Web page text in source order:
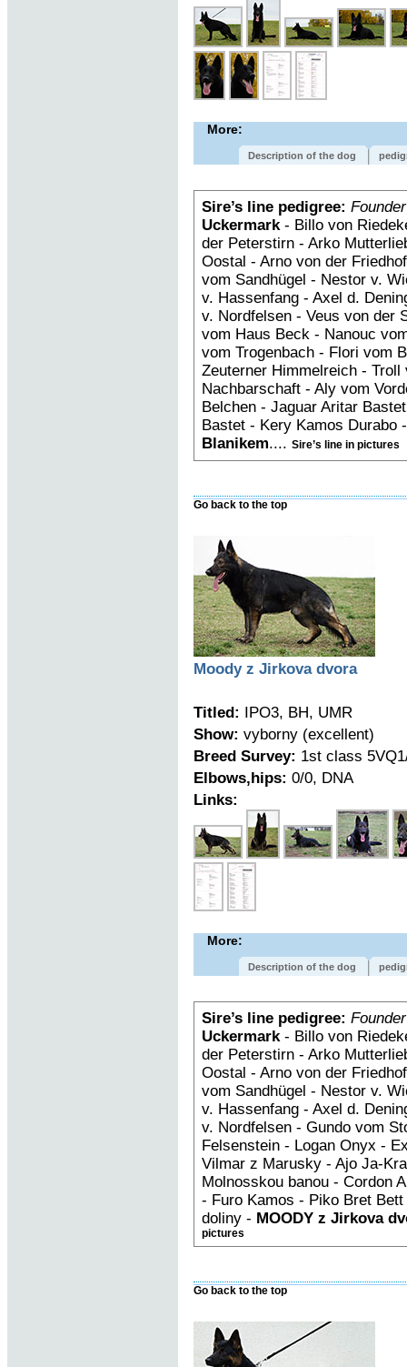
More:
Description of the dog
Sire’s line pedigree: Founder
Uckermark- Billo von
der Peterstirn - Arko
Oostal - Arno von der
vom Sandhügel - Nestor v.
v. Hassenfang - Axel d.
v. Nordfelsen - Veus von der
vom Haus Beck - Nanouc
vom Trogenbach - Flori vom
Zeuterner Himmelreich - Troll
Nachbarschaft - Aly vom
Belchen - Jaguar Aritar
Bastet - Kery Kamos Durabo
Blanikem.... Sire’s line in pictures
Go back to the top
Moody z Jirkova dvora
Titled: IPO3, BH, UMR
Show: vyborny (excellent)
Breed Survey: 1st class
Elbows,hips: 0/0, DNA
Links:
More:
Description of the dog
Sire’s line pedigree: Founder
Uckermark- Billo von
der Peterstirn - Arko
Oostal - Arno von der
vom Sandhügel - Nestor v.
v. Hassenfang - Axel d.
v. Nordfelsen - Gundo vom
Felsenstein - Logan Onyx -
Vilmar z Marusky - Ajo Ja-
Molnosskou banou - Cordon
- Furo Kamos - Piko Bret
doliny - MOODY z Jirkova
pictures
Go back to the top